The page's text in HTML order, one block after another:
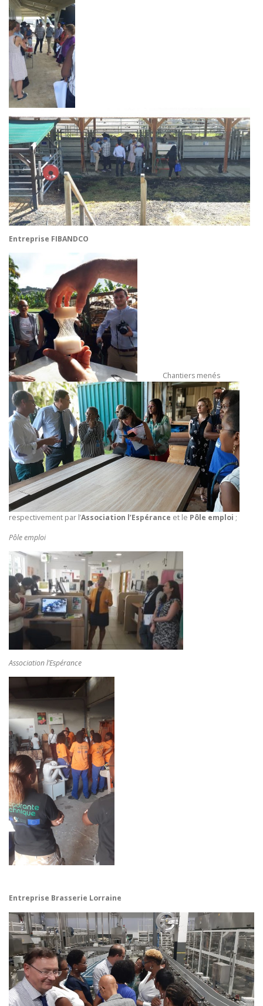
Entreprise FIBANDCO
Chantiers menés
respectivement par l’Association l’Espérance et le Pôle emploi ;
Pôle emploi
Association l’Espérance
Entreprise Brasserie Lorraine